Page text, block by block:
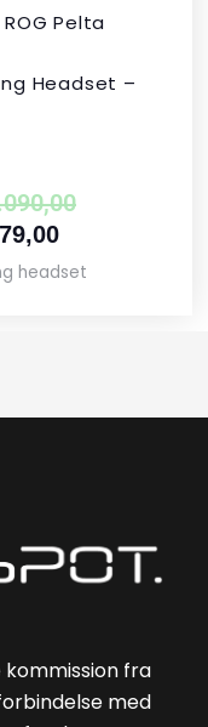
ROG Pelta
Headset –
headset
fra
med